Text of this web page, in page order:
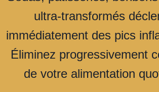
ultra-transformés
immédiatement des pics
Éliminez progressivement
de votre alimentation